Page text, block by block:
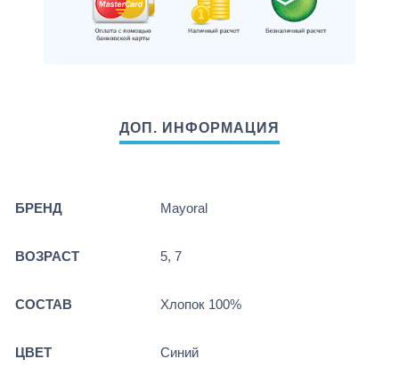
БРЕНД Mayoral
ВОЗРАСТ 5, 7
СОСТАВ Хлопок 100%
ЦВЕТ Синий